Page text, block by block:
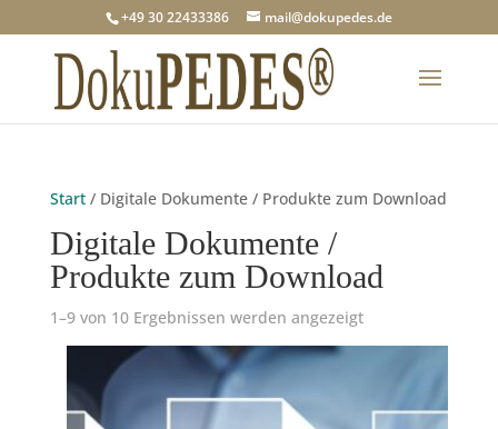
+49 30 22433386 mail@dokupedes.de
Start/ Digitale Dokumente / Produkte zum Download
Digitale Dokumente /
Produkte zum Download
1–9 von 10 Ergebnissen werden angezeigt